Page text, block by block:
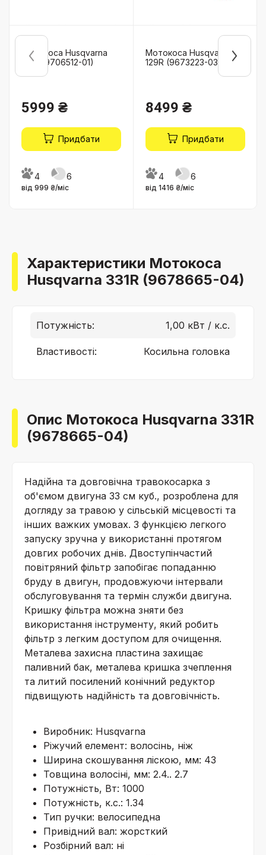
Мотокоса Husqvarna
321R (9706512-01)
5999 ₴
Придбати
4 6
від 999 ₴/міс
Мотокоса Husqvarna
129R (9673223-03)
8499 ₴
Придбати
4 6
від 1416 ₴/міс
Характеристики Мотокоса
Husqvarna 331R (9678665-04)
Потужність: 1,00 кВт / к.с.
Властивості: Косильна головка
Опис Мотокоса Husqvarna 331R
(9678665-04)
Надійна та довговічна травокосарка з
об'ємом двигуна 33 см куб., розроблена для
догляду за травою у сільській місцевості та
інших важких умовах. З функцією легкого
запуску зручна у використанні протягом
довгих робочих днів. Двоступінчастий
повітряний фільтр запобігає попаданню
бруду в двигун, продовжуючи інтервали
обслуговування та термін служби двигуна.
Кришку фільтра можна зняти без
використання інструменту, який робить
фільтр з легким доступом для очищення.
Металева захисна пластина захищає
паливний бак, металева кришка зчеплення
та литий посилений конічний редуктор
підвищують надійність та довговічність.
Виробник: Husqvarna
Ріжучий елемент: волосінь, ніж
Ширина скошування ліскою, мм: 43
Товщина волосіні, мм: 2.4.. 2.7
Потужність, Вт: 1000
Потужність, к.с.: 1.34
Тип ручки: велосипедна
Привідний вал: жорсткий
Розбірний вал: ні